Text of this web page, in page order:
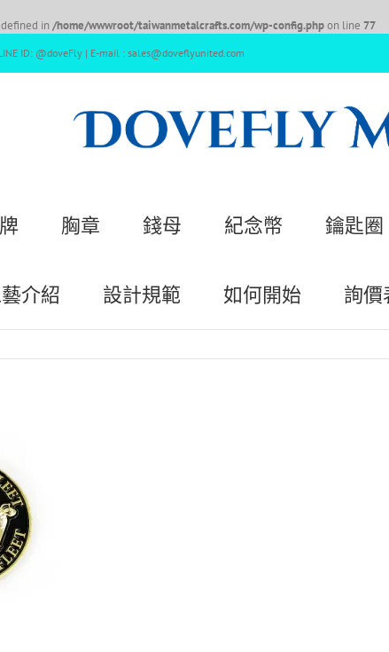
defined in /home/wwwroot/taiwanmetalcrafts.com/wp-config.phpon line 77
ID: @doveFly | E-mail : sales@doveflyunited.com
胸章 錢母 紀念幣 鑰匙圈
介紹 設計規範 如何開始 詢價